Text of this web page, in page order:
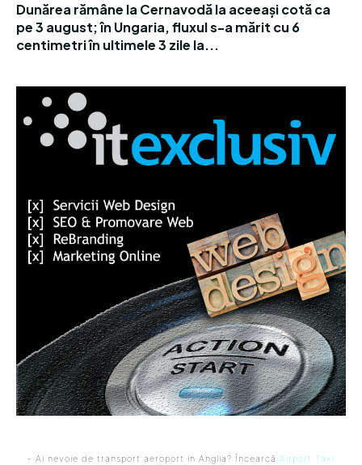
Dunărea rămâne la Cernavodă la aceeași cotă ca
pe 3 august; în Ungaria, fluxul s-a mărit cu 6
centimetri în ultimele 3 zile la...
- Ai nevoie de transport aeroport in Anglia? Încearcă Airport Taxi